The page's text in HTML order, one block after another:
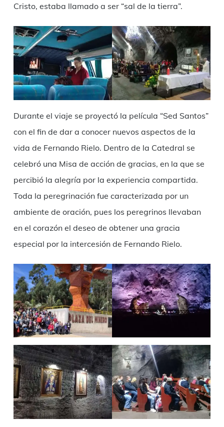
Cristo, estaba llamado a ser “sal de la tierra”.
Durante el viaje se proyectó la película “Sed Santos”
con el fin de dar a conocer nuevos aspectos de la
vida de Fernando Rielo. Dentro de la Catedral se
celebró una Misa de acción de gracias, en la que se
percibió la alegría por la experiencia compartida.
Toda la peregrinación fue caracterizada por un
ambiente de oración, pues los peregrinos llevaban
en el corazón el deseo de obtener una gracia
especial por la intercesión de Fernando Rielo.